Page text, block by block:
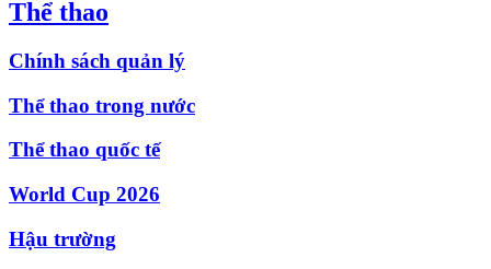
Thể thao
Chính sách quản lý
Thể thao trong nước
Thể thao quốc tế
World Cup 2026
Hậu trường